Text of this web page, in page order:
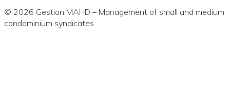
© 2026 Gestion MAHD – Management of small and medium
condominium syndicates